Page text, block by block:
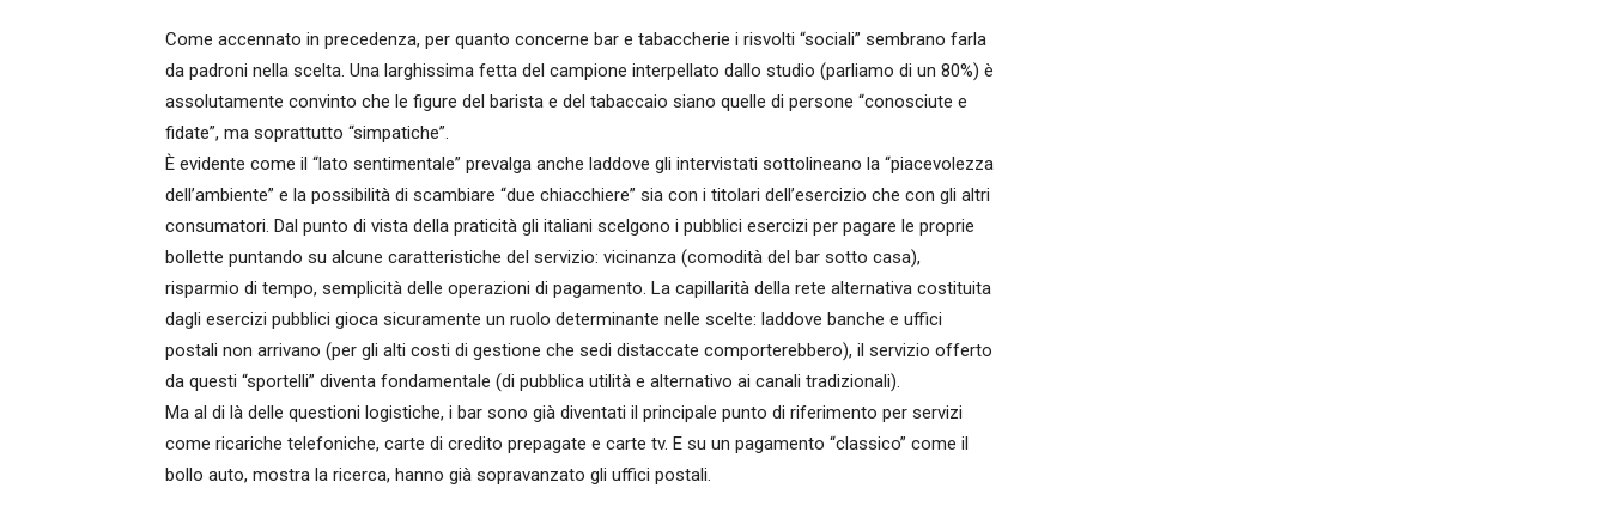
Come accennato in precedenza, per quanto concerne bar e tabaccherie i risvolti “sociali” sembrano farla
da padroni nella scelta. Una larghissima fetta del campione interpellato dallo studio (parliamo di un 80%) è
assolutamente convinto che le figure del barista e del tabaccaio siano quelle di persone “conosciute e
fidate”, ma soprattutto “simpatiche”.
È evidente come il “lato sentimentale” prevalga anche laddove gli intervistati sottolineano la “piacevolezza
dell’ambiente” e la possibilità di scambiare “due chiacchiere” sia con i titolari dell’esercizio che con gli altri
consumatori. Dal punto di vista della praticità gli italiani scelgono i pubblici esercizi per pagare le proprie
bollette puntando su alcune caratteristiche del servizio: vicinanza (comodità del bar sotto casa),
risparmio di tempo, semplicità delle operazioni di pagamento. La capillarità della rete alternativa costituita
dagli esercizi pubblici gioca sicuramente un ruolo determinante nelle scelte: laddove banche e uffici
postali non arrivano (per gli alti costi di gestione che sedi distaccate comporterebbero), il servizio offerto
da questi “sportelli” diventa fondamentale (di pubblica utilità e alternativo ai canali tradizionali).
Ma al di là delle questioni logistiche, i bar sono già diventati il principale punto di riferimento per servizi
come ricariche telefoniche, carte di credito prepagate e carte tv. E su un pagamento “classico” come il
bollo auto, mostra la ricerca, hanno già sopravanzato gli uffici postali.